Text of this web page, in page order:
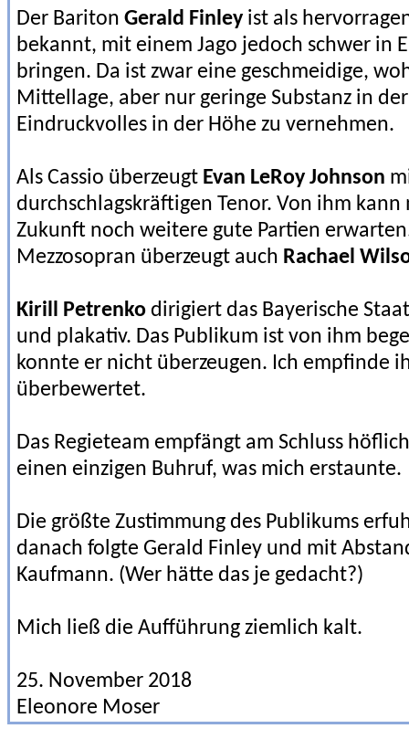
Der BaritonGerald Finley ist als
bekannt, mit einem Jago jedoch schwer in
bringen. Da ist zwar eine geschmeidige,
Mittellage, aber nur geringe Substanz in
Eindruckvolles in der Höhe zu vernehmen.
Als Cassio überzeugt Evan LeRoy Johnson
durchschlagskräftigen Tenor. Von ihm kann
Zukunft noch weitere gute Partien
Mezzosopran überzeugt auch Rachael
Kirill Petrenko dirigiert das Bayerische
und plakativ. Das Publikum ist von ihm
konnte er nicht überzeugen. Ich empfinde
überbewertet.
Das Regieteam empfängt am Schluss
einen einzigen Buhruf, was mich erstaunte.
Die größte Zustimmung des Publikums
danach folgte Gerald Finley und mit
Kaufmann. (Wer hätte das je gedacht?)
Mich ließ die Aufführung ziemlich kalt.
25. November 2018
Eleonore Moser